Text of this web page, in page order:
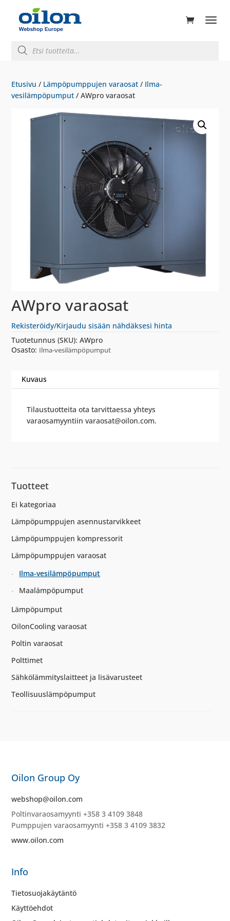
search
Etusivu / Lämpöpumppujen varaosat / Ilma-
vesilämpöpumput / AWpro varaosat
AWpro varaosat
Rekisteröidy/Kirjaudu sisään nähdäksesi hinta
Tuotetunnus (SKU):AWpro
Osasto: Ilma-vesilämpöpumput
Kuvaus
Tilaustuotteita ota tarvittaessa yhteys
varaosamyyntiin varaosat@oilon.com.
Tuotteet
Ei kategoriaa
Lämpöpumppujen asennustarvikkeet
Lämpöpumppujen kompressorit
Lämpöpumppujen varaosat
Ilma-vesilämpöpumput
Maalämpöpumput
Lämpöpumput
OilonCooling varaosat
Poltin varaosat
Polttimet
Sähkölämmityslaitteet ja lisävarusteet
Teollisuuslämpöpumput
Oilon Group Oy
webshop@oilon.com
Poltinvaraosamyynti +358 3 4109 3848
Pumppujen varaosamyynti +358 3 4109 3832
www.oilon.com
Info
Tietosuojakäytäntö
Käyttöehdot